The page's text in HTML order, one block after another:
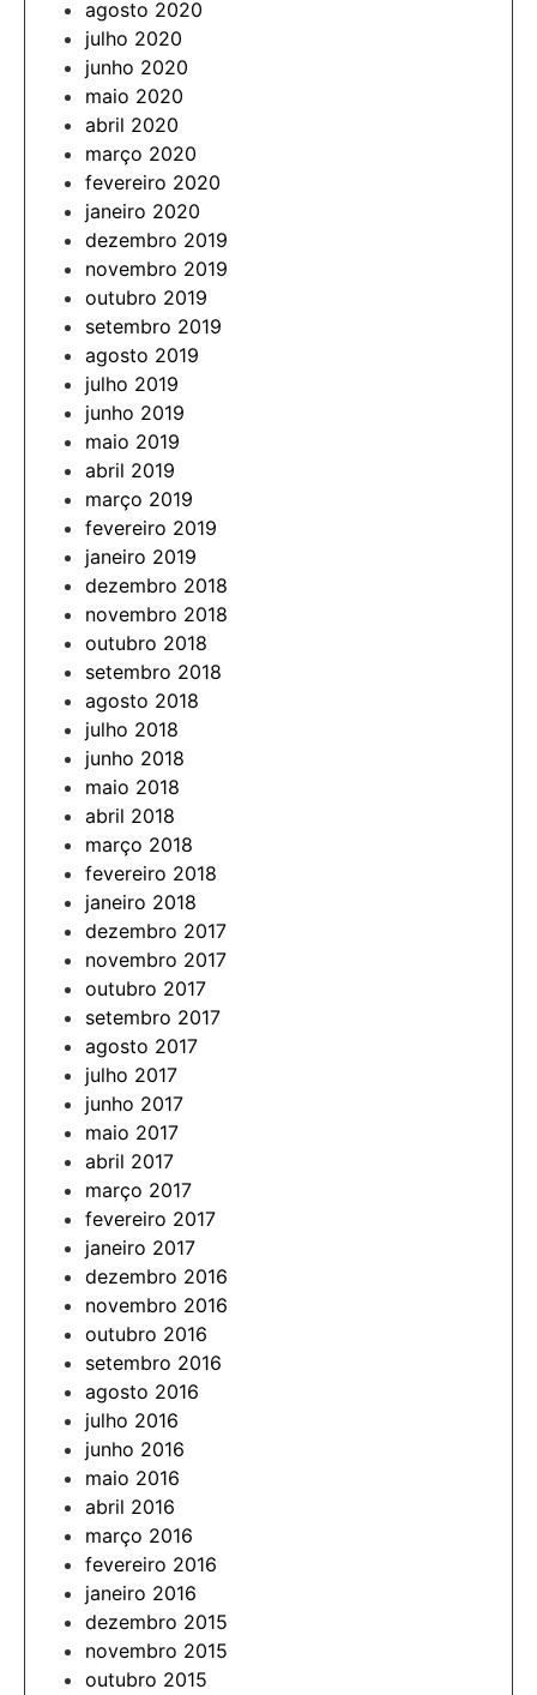
agosto 2020
julho 2020
junho 2020
maio 2020
abril 2020
março 2020
fevereiro 2020
janeiro 2020
dezembro 2019
novembro 2019
outubro 2019
setembro 2019
agosto 2019
julho 2019
junho 2019
maio 2019
abril 2019
março 2019
fevereiro 2019
janeiro 2019
dezembro 2018
novembro 2018
outubro 2018
setembro 2018
agosto 2018
julho 2018
junho 2018
maio 2018
abril 2018
março 2018
fevereiro 2018
janeiro 2018
dezembro 2017
novembro 2017
outubro 2017
setembro 2017
agosto 2017
julho 2017
junho 2017
maio 2017
abril 2017
março 2017
fevereiro 2017
janeiro 2017
dezembro 2016
novembro 2016
outubro 2016
setembro 2016
agosto 2016
julho 2016
junho 2016
maio 2016
abril 2016
março 2016
fevereiro 2016
janeiro 2016
dezembro 2015
novembro 2015
outubro 2015